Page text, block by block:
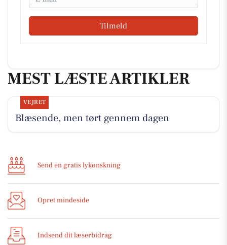
Tilmeld
MEST LÆSTE ARTIKLER
VEJRET
Blæsende, men tørt gennem dagen
Send en gratis lykønskning
Opret mindeside
Indsend dit læserbidrag